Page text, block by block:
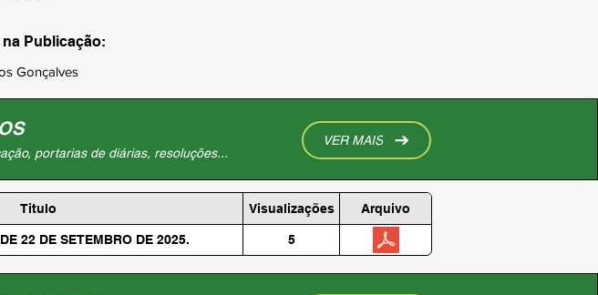
Publicação:
Gonçalves
portarias de diárias, resoluções...
VER MAIS
Titulo Visualizações Arquivo
22 DE SETEMBRO DE 2025. 5